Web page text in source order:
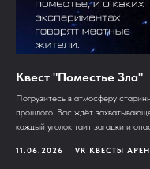
Квест "Поместье Зла"
Погрузитесь в атмосферу
прошлого. Вас ждёт
каждый уголок таит загадки и
11.06.2026 VR КВЕСТЫ